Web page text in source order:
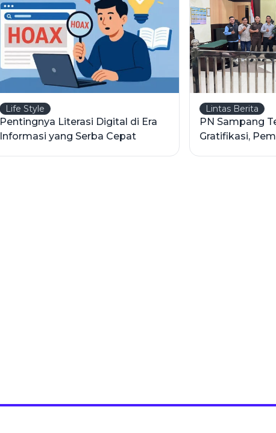
Life Style
Pentingnya Literasi Digital di Era
Informasi yang Serba Cepat
Lintas Berita
PN Sampang
Gratifikasi,